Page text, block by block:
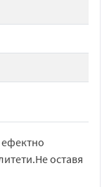
ефектно
оставя